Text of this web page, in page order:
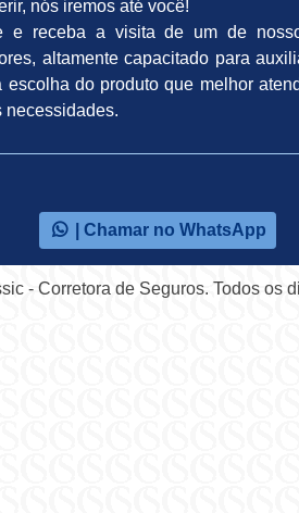
nós iremos até você!
e receba a visita de um de
altamente capacitado para
escolha do produto que melhor
necessidades.
| Chamar no WhatsApp
- Corretora de Seguros. Todos os